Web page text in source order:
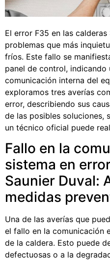
El error F35 en las
problemas que más
fríos. Este fallo se
panel de control, indicando
comunicación interna del
exploramos tres averías
error, describiendo sus
de las posibles soluciones,
un técnico oficial puede
Fallo en la
sistema en
Saunier Duval:
medidas
Una de las averías que
el fallo en la comunicación
de la caldera. Esto puede
defectuosas o a la